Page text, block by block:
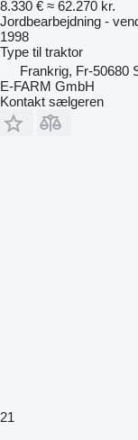
8.330 € ≈ 62.270 kr.
Jordbearbejdning -
1998
Type til traktor
Frankrig, Fr-50680
E-FARM GmbH
Kontakt sælgeren
21